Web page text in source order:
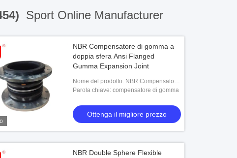
Sport Online Manufacturer
NBR Compensatore di gomma a
doppia sfera Ansi Flanged
Gumma Expansion Joint
Nome del prodotto: NBR Compensatore
di gomma a doppia sfera Ansi Flanged
Parola chiave: compensatore di gomma
Ottenga il migliore prezzo
NBR Double Sphere Flexible